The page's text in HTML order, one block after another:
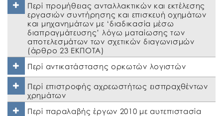
Περί προμήθειας ανταλλακτικών και εκτέλεσης
εργασιών συντήρησης και επισκευή οχημάτων
και μηχανημάτων με ‘διαδικασία μέσω
διαπραγμάτευσης’ λόγω ματαίωσης των
αποτελεσμάτων των σχετικών διαγωνισμών
(άρθρο 23 ΕΚΠΟΤΑ)
Περί αντικατάστασης ορκωτών λογιστών
Περί επιστροφής αχρεωστήτως εισπραχθέντων
χρημάτων
Περί παραλαβής έργων 2010 με αυτεπιστασία